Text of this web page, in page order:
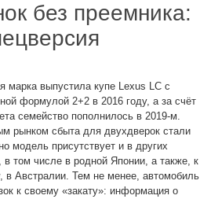
без преемника:
марка выпустила купе Lexus LC с
формулой 2+2 в 2016 году, а за счёт
семейство пополнилось в 2019-м.
рынком сбыта для двухдверок стали
модель присутствует и в других
в том числе в родной Японии, а также, к
в Австралии. Тем не менее, автомобиль
к своему «закату»: информация о